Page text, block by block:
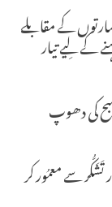
کے مقابلے
کے لِیے تیار
کی دھوپ
سے معمُور کر